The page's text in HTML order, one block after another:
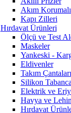
Akım
Kapı Zilleri
Hırdavat Ürünleri
Ölçü ve Test
Maskeler
Yankeski -
Eldivenler
Takım Çantaları
Silikon
Elektrik ve
Havya ve
Hırdavat